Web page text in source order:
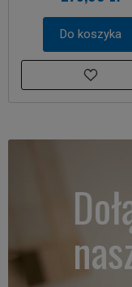
Do koszyka